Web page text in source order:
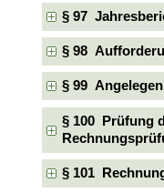
§ 97
§ 98
§ 99
§ 100 Prüfung
§ 101